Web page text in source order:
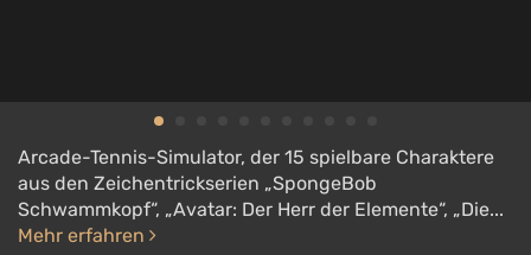
Arcade-Tennis-Simulator, der 15 spielbare Charaktere
aus den Zeichentrickserien „SpongeBob
Schwammkopf“, „Avatar: Der Herr der Elemente“, „Die...
Mehr erfahren